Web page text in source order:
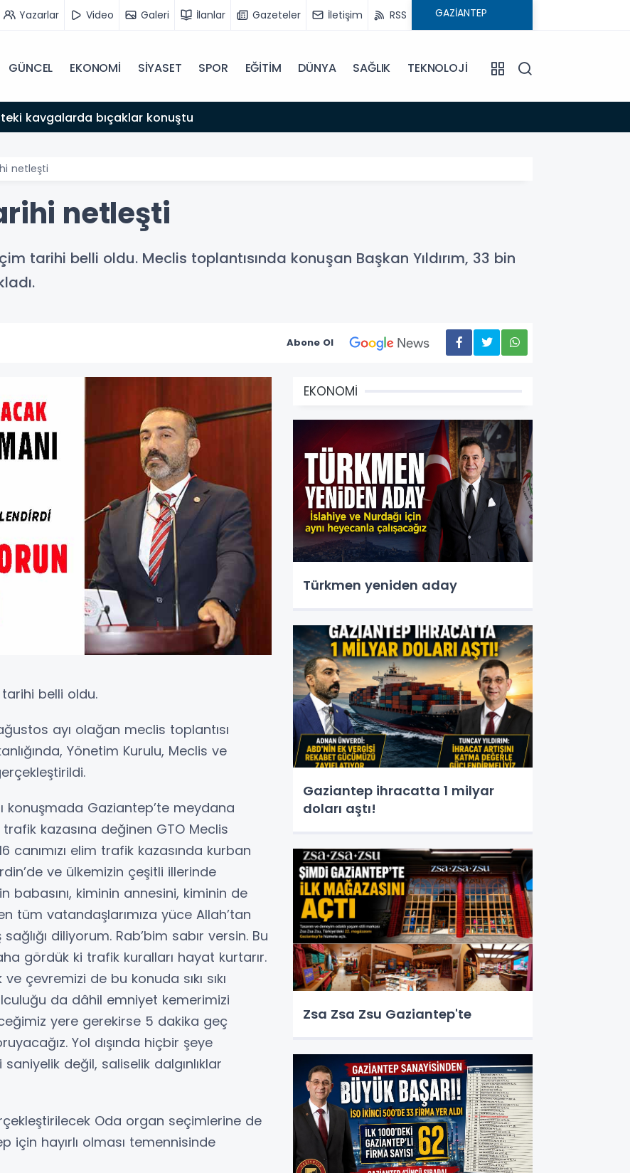
Yazarlar Video Galeri İlanlar Gazeteler İletişim RSS
GÜNCEL EKONOMİ SİYASET SPOR EĞİTİM DÜNYA SAĞLIK TEKNOLOJİ
kavgalarda bıçaklar konuştu
netleşti
netleşti
tarihi belli oldu. Meclis toplantısında konuşan Başkan Yıldırım, 33 bin
Abone Ol
belli oldu.
ayı olağan meclis toplantısı
Yönetim Kurulu, Meclis ve
konuşmada Gaziantep’te meydana
kazasına değinen GTO Meclis
canımızı elim trafik kazasında kurban
ve ülkemizin çeşitli illerinde
babasını, kiminin annesini, kiminin de
tüm vatandaşlarımıza yüce Allah’tan
diliyorum. Rab’bim sabır versin. Bu
gördük ki trafik kuralları hayat kurtarır.
çevremizi de bu konuda sıkı sıkı
da dâhil emniyet kemerimizi
yere gerekirse 5 dakika geç
Yol dışında hiçbir şeye
değil, saliselik dalgınlıklar
Oda organ seçimlerine de
için hayırlı olması temennisinde
EKONOMİ
Türkmen yeniden aday
Gaziantep ihracatta 1 milyar
doları aştı!
Zsa Zsa Zsu Gaziantep'te